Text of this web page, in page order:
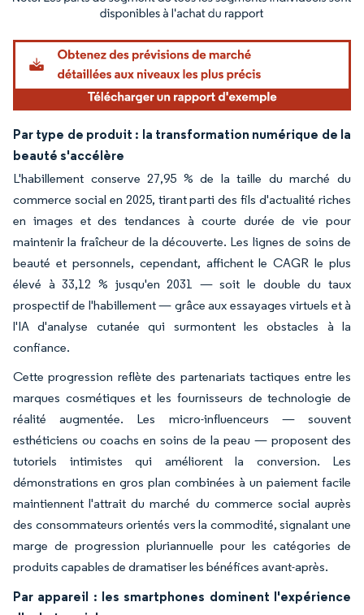
Image © Mordor Intelligence. La réutilisation nécessite une attribution sous CC BY
Par type de produit : la transformation numérique de la
beauté s'accélère
L'habillement conserve 27,95 % de la taille du marché du
commerce social en 2025, tirant parti des fils d'actualité riches
en images et des tendances à courte durée de vie pour
maintenir la fraîcheur de la découverte. Les lignes de soins de
beauté et personnels, cependant, affichent le CAGR le plus
élevé à 33,12 % jusqu'en 2031 — soit le double du taux
prospectif de l'habillement — grâce aux essayages virtuels et à
l'IA d'analyse cutanée qui surmontent les obstacles à la
confiance.
Cette progression reflète des partenariats tactiques entre les
marques cosmétiques et les fournisseurs de technologie de
réalité augmentée. Les micro-influenceurs — souvent
esthéticiens ou coachs en soins de la peau — proposent des
tutoriels intimistes qui améliorent la conversion. Les
démonstrations en gros plan combinées à un paiement facile
maintiennent l'attrait du marché du commerce social auprès
des consommateurs orientés vers la commodité, signalant une
marge de progression pluriannuelle pour les catégories de
produits capables de dramatiser les bénéfices avant-après.
Par appareil : les smartphones dominent l'expérience